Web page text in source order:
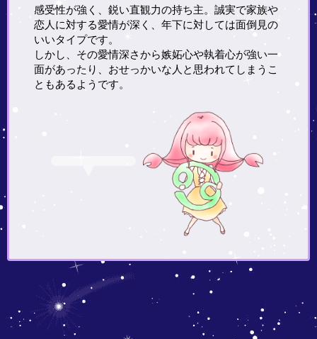
感受性が強く、鋭い直観力の持ち主。誠実で家族や
恋人に対する愛情が深く、年下に対しては面倒見の
いいタイプです。
しかし、その愛情深さから嫉妬心や執着心が強い一
面があったり、おせっかいな人と思われてしまうこ
ともあるようです。